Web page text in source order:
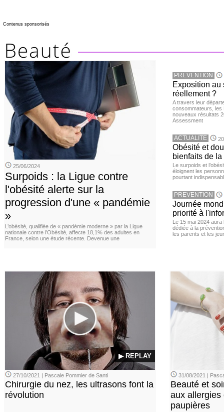
Contenus sponsorisés
25/06/2024
Surpoids : la Ligue contre
l'obésité alerte sur la
progression d'une « pandémie
»
L’obésité, qualifiée de « pandémie moderne » par la Ligue
nationale contre l’Obésité, affecte 18,1% des adultes en
France, selon une étude récente. Devenue une
PREVENTION
Exposition au
réellement ?
A travers leur
consommateurs, les
nouveaux résultats
Assessment
ACTUALITE
Obésité et
bienfaits de
Le surpoids et
éloignent les
pourtant
PREVENTION
Journée
priorité à
Le 15 mai 2024 aura
dédiée à la
les parents et les
▶ REPLAY
27/10/2021 | Pascale Pommier de Santi
Chirurgie du nez, les ultrasons font la
révolution
31/08/2021 |
Beauté et
aux allergies
paupières